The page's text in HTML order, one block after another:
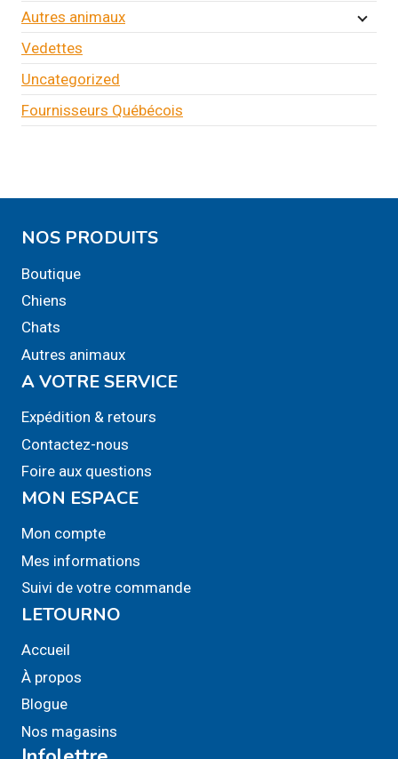
Autres animaux
Vedettes
Uncategorized
Fournisseurs Québécois
NOS PRODUITS
Boutique
Chiens
Chats
Autres animaux
A VOTRE SERVICE
Expédition & retours
Contactez-nous
Foire aux questions
MON ESPACE
Mon compte
Mes informations
Suivi de votre commande
LETOURNO
Accueil
À propos
Blogue
Nos magasins